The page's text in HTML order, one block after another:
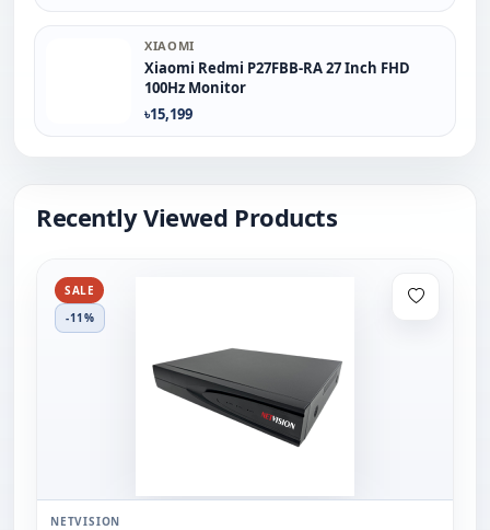
XIAOMI
Xiaomi Redmi P27FBB-RA 27 Inch FHD
100Hz Monitor
৳15,199
Recently Viewed Products
SALE
-11%
NETVISION